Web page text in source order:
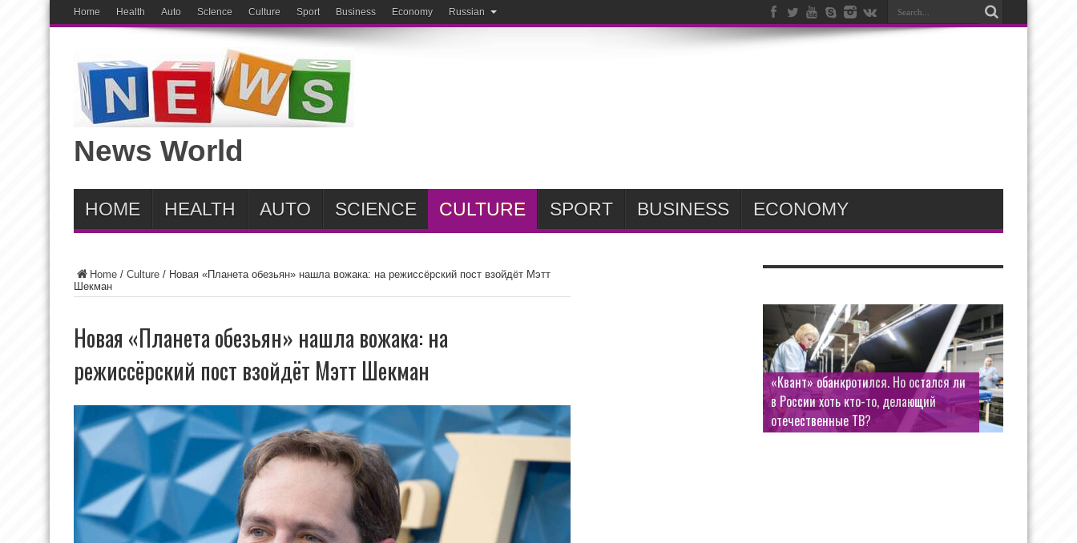
Home Health Auto ScIence Culture Sport Business Economy Russian
News World
HOME HEALTH AUTO SCIENCE CULTURE SPORT BUSINESS ECONOMY
Home / Culture / Новая «Планета обезьян» нашла вожака: на режиссёрский пост взойдёт Мэтт
Шекман
Новая «Планета обезьян» нашла вожака: на
режиссёрский пост взойдёт Мэтт Шекман
«Квант» обанкротился. Но остался ли
в России хоть кто-то, делающий
отечественные ТВ?